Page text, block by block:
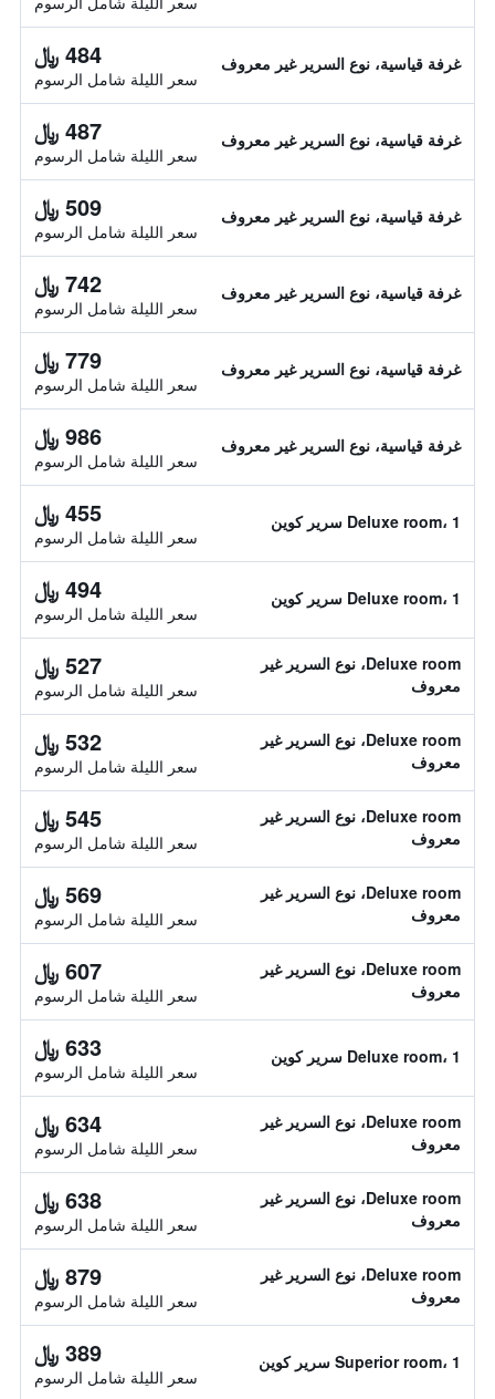
غرفة قياسية، نوع السرير غير معروف 484 ﷼
سعر الليلة شامل الرسوم
غرفة قياسية، نوع السرير غير معروف 487 ﷼
سعر الليلة شامل الرسوم
غرفة قياسية، نوع السرير غير معروف 509 ﷼
سعر الليلة شامل الرسوم
غرفة قياسية، نوع السرير غير معروف 742 ﷼
سعر الليلة شامل الرسوم
غرفة قياسية، نوع السرير غير معروف 779 ﷼
سعر الليلة شامل الرسوم
غرفة قياسية، نوع السرير غير معروف 986 ﷼
سعر الليلة شامل الرسوم
Deluxe room، 1 سرير كوين 455 ﷼
سعر الليلة شامل الرسوم
Deluxe room، 1 سرير كوين 494 ﷼
سعر الليلة شامل الرسوم
Deluxe room، نوع السرير غير
معروف
527 ﷼
سعر الليلة شامل الرسوم
Deluxe room، نوع السرير غير
معروف
532 ﷼
سعر الليلة شامل الرسوم
Deluxe room، نوع السرير غير
معروف
545 ﷼
سعر الليلة شامل الرسوم
Deluxe room، نوع السرير غير
معروف
569 ﷼
سعر الليلة شامل الرسوم
Deluxe room، نوع السرير غير
معروف
607 ﷼
سعر الليلة شامل الرسوم
Deluxe room، 1 سرير كوين 633 ﷼
سعر الليلة شامل الرسوم
Deluxe room، نوع السرير غير
معروف
634 ﷼
سعر الليلة شامل الرسوم
Deluxe room، نوع السرير غير
معروف
638 ﷼
سعر الليلة شامل الرسوم
Deluxe room، نوع السرير غير
معروف
879 ﷼
سعر الليلة شامل الرسوم
Superior room، 1 سرير كوين 389 ﷼
سعر الليلة شامل الرسوم